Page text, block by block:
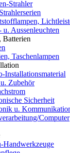
Strahler
u. Aussenleuchten
Batterien
Taschenlampen
Installationsmaterial
Zubehör
Sicherheit
u.
Computer
Handwerkzeuge